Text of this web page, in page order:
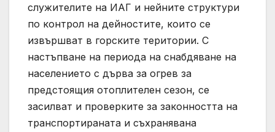
служителите на ИАГ и нейните структури
по контрол на дейностите, които се
извършват в горските територии. С
настъпване на периода на снабдяване на
населението с дърва за огрев за
предстоящия отоплителен сезон, се
засилват и проверките за законността на
транспортираната и съхранявана